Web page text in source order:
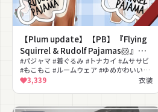
【Plum update】【PB】『Flying
Squirrel & Rudolf Pajamas🐹』
【13 Avatars】
#パジャマ #着ぐるみ #トナカイ #ムササビ
#もこもこ #ルームウェア #ゆめかわいい
#MA対応 #ふわふわ #ブラウン
3,339 衣装